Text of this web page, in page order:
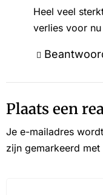
Heel veel
verlies voor
Plaats een
Je e-mailadres
zijn gemarkeerd met